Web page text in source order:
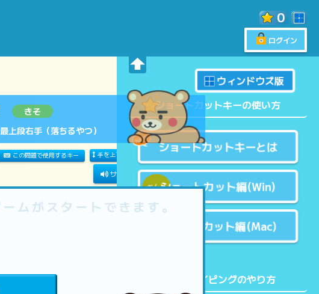
0
ログイン
一覧に戻る
きそ
段右手（落ちるやつ）
この問題で使用するキー 手を上下移動する タイトルの表示
サウンド 現在の音量：
ムがスタートできます。
ージ 入力スピード 0 スター
ウィンドウズ版
ショートカットキーの使い方
ショートカットキーとは
ショートカット編(Win)
ショートカット編(Mac)
タッチタイピングのやり方